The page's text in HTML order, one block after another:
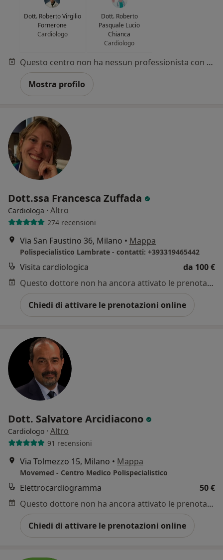
Dott. Roberto Virgilio
Fornerone
Cardiologo
Dott. Roberto
Pasquale Lucio
Chianca
Cardiologo
Questo centro non ha nessun professionista con date disponibili
Mostra profilo
Dott.ssa Francesca Zuffada
Cardiologa · Altro
274 recensioni
Via San Faustino 36, Milano • Mappa
Polispecialistico Lambrate - contatti: +393319465442
Visita cardiologica
da 100 €
Questo dottore non ha ancora attivato le prenotazioni online presso questo indirizzo.
Chiedi di attivare le prenotazioni online
Dott. Salvatore Arcidiacono
Cardiologo · Altro
91 recensioni
Via Tolmezzo 15, Milano • Mappa
Movemed - Centro Medico Polispecialistico
Elettrocardiogramma
50 €
Questo dottore non ha ancora attivato le prenotazioni online presso questo indirizzo.
Chiedi di attivare le prenotazioni online